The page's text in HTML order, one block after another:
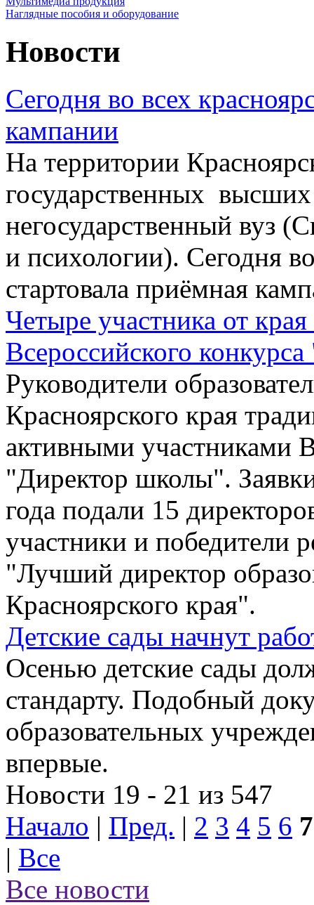
Наглядные пособия и оборудование
Новости
Сегодня во всех
кампании
На территории
государственных
негосударственный вуз
и психологии). Сегодня
стартовала приёмная
Четыре участника от
Всероссийского
Руководители
Красноярского края
активными участниками
"Директор школы".
года подали 15
участники и победители
"Лучший директор
Красноярского края".
Детские сады начнут
Осенью детские сады
стандарту. Подобный
образовательных
впервые.
Новости 19 - 21 из 547
Начало | Пред. | 2 3 4 5 6 7
| Все
Все новости